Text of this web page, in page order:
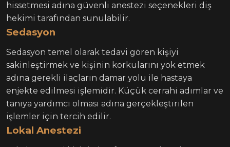
hissetmesi adına güvenli anestezi seçenekleri diş
hekimi tarafından sunulabilir.
Sedasyon
Sedasyon temel olarak tedavi gören kişiyi
sakinleştirmek ve kişinin korkularını yok etmek
adına gerekli ilaçların damar yolu ile hastaya
enjekte edilmesi işlemidir. Küçük cerrahi adımlar ve
tanıya yardımcı olması adına gerçekleştirilen
işlemler için tercih edilir.
Lokal Anestezi